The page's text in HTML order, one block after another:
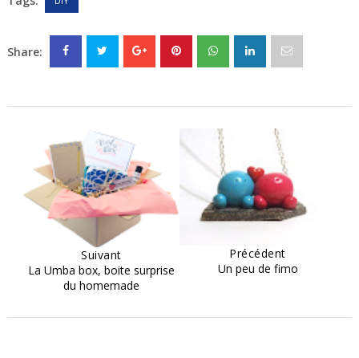
Share:
Suivant
La Umba box, boite surprise
du homemade
Précédent
Un peu de fimo